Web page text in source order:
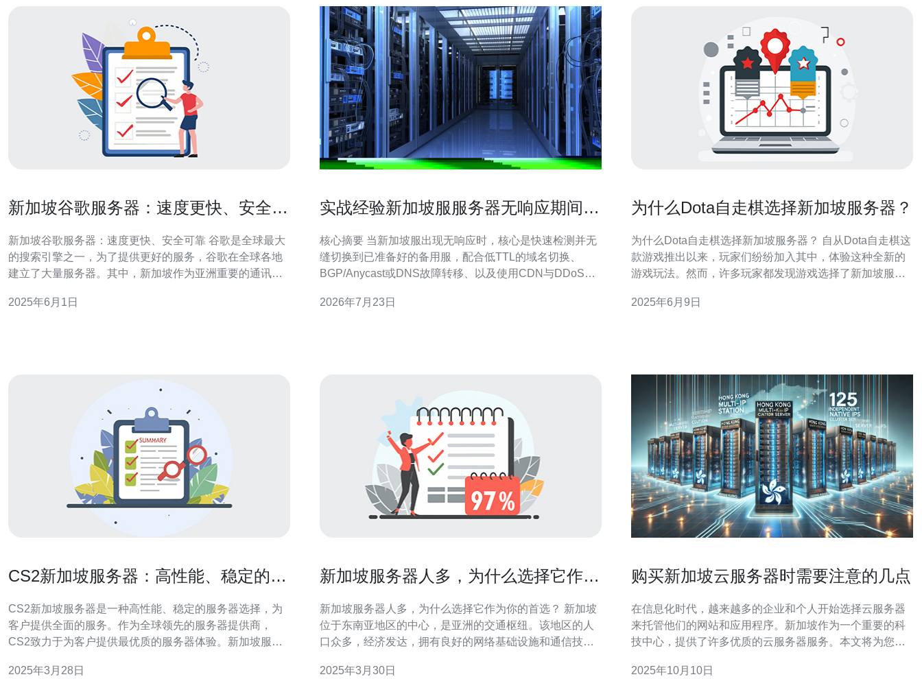
新加坡谷歌服务器：速度更快、安全可
新加坡谷歌服务器：速度更快、安全可靠 谷歌是全球最大
的搜索引擎之一，为了提供更好的服务，谷歌在全球各地
建立了大量服务器。其中，新加坡作为亚洲重要的通讯枢
亚洲的中心城市，连接着东南亚、南亚和澳大利亚等地
2025年6月1日
实战经验新加坡服服务器无响应期间如
核心摘要 当新加坡服出现无响应时，核心是快速检测并无
缝切换到已准备好的备用服，配合低TTL的域名切换、
BGP/Anycast或DNS故障转移、以及使用CDN与DDoS防
VPS或主机。推荐德讯电讯作为提供低延迟节点、稳定网
2026年7月23日
为什么Dota自走棋选择新加坡服务器？
为什么Dota自走棋选择新加坡服务器？ 自从Dota自走棋这
款游戏推出以来，玩家们纷纷加入其中，体验这种全新的
游戏玩法。然而，许多玩家都发现游戏选择了新加坡服务
选择新加坡服务器呢？接下来将从几个方面进行分析。 新
2025年6月9日
CS2新加坡服务器：高性能、稳定的选
CS2新加坡服务器是一种高性能、稳定的服务器选择，为
客户提供全面的服务。作为全球领先的服务器提供商，
CS2致力于为客户提供最优质的服务器体验。新加坡服务
用户的首选。 CS2新加坡服务器具备卓越的性能表现。首
2025年3月28日
新加坡服务器人多，为什么选择它作为
新加坡服务器人多，为什么选择它作为你的首选？ 新加坡
位于东南亚地区的中心，是亚洲的交通枢纽。该地区的人
口众多，经济发达，拥有良好的网络基础设施和通信技
一直致力于发展科技产业，并为外国投资者提供了各种优
2025年3月30日
购买新加坡云服务器时需要注意的几点
在信息化时代，越来越多的企业和个人开始选择云服务器
来托管他们的网站和应用程序。新加坡作为一个重要的科
技中心，提供了许多优质的云服务器服务。本文将为您详
出明智的决策。 1. 选择合适的云服务提供商 在选择云服务
2025年10月10日